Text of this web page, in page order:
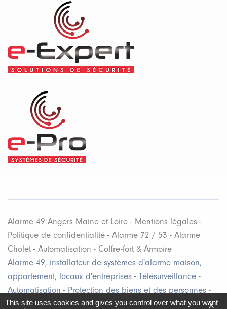
Alarme 49 Angers Maine et Loire - Mentions légales -
Politique de confidentialité - Alarme 72 / 53 - Alarme
Cholet - Automatisation - Coffre-fort & Armoire
Alarme 49, installateur de systèmes d'alarme maison,
appartement, locaux d'entreprises - Télésurveillance -
Automatisation - Protection des biens et des personnes -
Sécurité et dissuasion contre le vol & les effractions en X
This site uses cookies and gives you control over what you want